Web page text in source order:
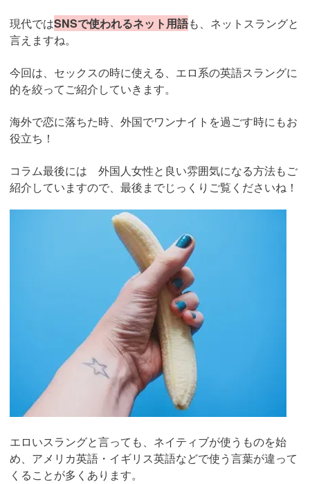
現代ではSNSで使われるネット用語も、ネットスラングと
言えますね。
今回は、セックスの時に使える、エロ系の英語スラングに
的を絞ってご紹介していきます。
海外で恋に落ちた時、外国でワンナイトを過ごす時にもお
役立ち！
コラム最後には 外国人女性と良い雰囲気になる方法もご
紹介していますので、最後までじっくりご覧くださいね！
エロいスラングと言っても、ネイティブが使うものを始
め、アメリカ英語・イギリス英語などで使う言葉が違って
くることが多くあります。